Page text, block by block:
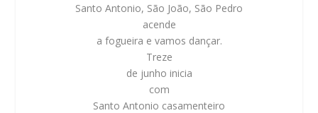
Santo Antonio, São João, São Pedro
acende
a fogueira e vamos dançar.
Treze
de junho inicia
com
Santo Antonio casamenteiro